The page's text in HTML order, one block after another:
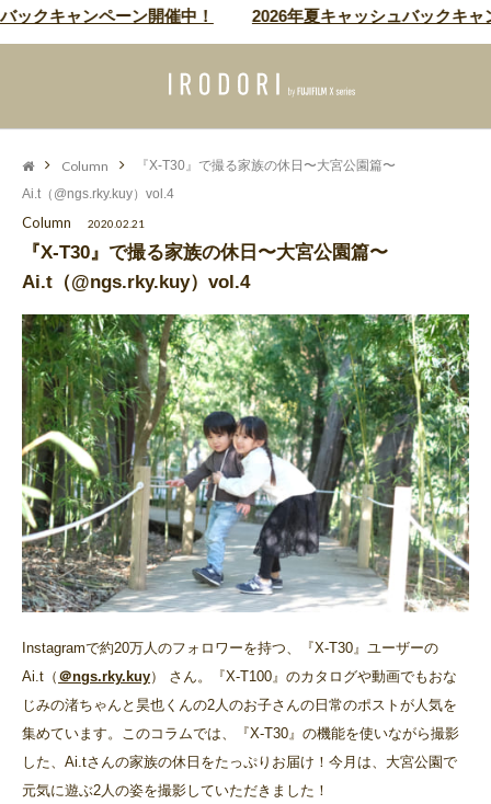
ンペーン開催中！ 2026年夏キャッシュバックキャンペーン
Column
『X-T30』で撮る家族の休日〜大宮公園篇〜
Ai.t（@ngs.rky.kuy）vol.4
Column 2020.02.21
『X-T30』で撮る家族の休日〜大宮公園篇〜
Ai.t（@ngs.rky.kuy）vol.4
Instagramで約20万人のフォロワーを持つ、『X-T30』ユーザーの
Ai.t（ ＠ngs.rky.kuy） さん。『X-T100』のカタログや動画でもおな
じみの渚ちゃんと昊也くんの2人のお子さんの日常のポストが人気を
集めています。このコラムでは、『X-T30』の機能を使いながら撮影
した、Ai.tさんの家族の休日をたっぷりお届け！今月は、大宮公園で
元気に遊ぶ2人の姿を撮影していただきました！